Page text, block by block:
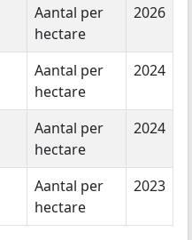
Aantal per
hectare
2026
Aantal per
hectare
2024
Aantal per
hectare
2024
Aantal per
hectare
2023